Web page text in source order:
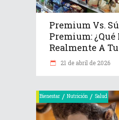
Premium Vs.
Premium: ¿Qué
Realmente A
21 de abril de 2026
Bienestar / Nutrición / Salud